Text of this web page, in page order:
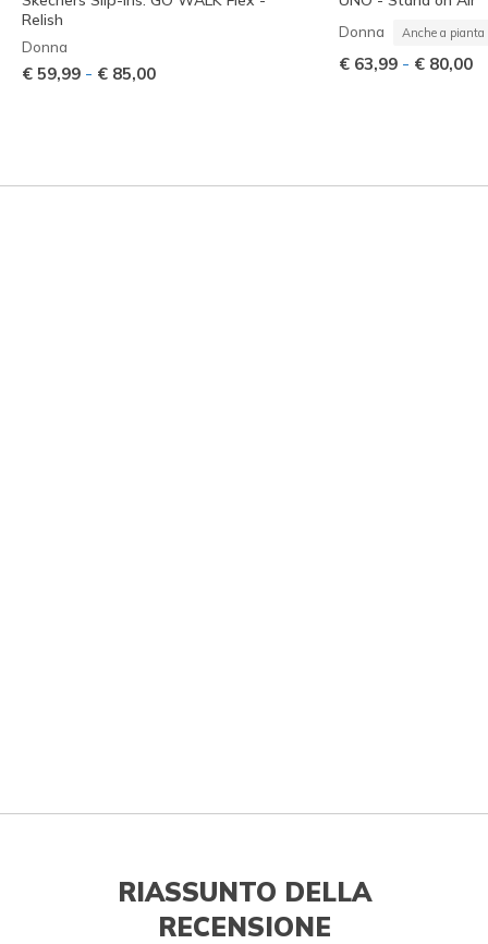
Relish
Donna
€ 59,99 - € 85,00
Donna Anche a pianta
€ 63,99 - € 80,00
RIASSUNTO DELLA
RECENSIONE